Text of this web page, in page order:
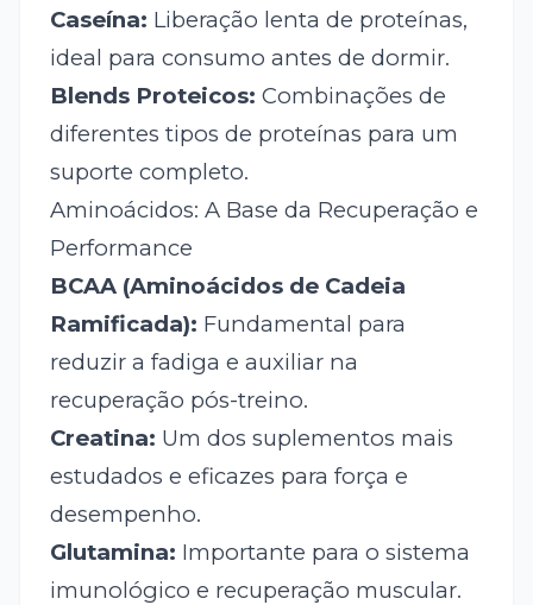
Caseína: Liberação lenta de proteínas,
ideal para consumo antes de dormir.
Blends Proteicos: Combinações de
diferentes tipos de proteínas para um
suporte completo.
Aminoácidos: A Base da Recuperação e
Performance
BCAA (Aminoácidos de Cadeia
Ramificada): Fundamental para
reduzir a fadiga e auxiliar na
recuperação pós-treino.
Creatina: Um dos suplementos mais
estudados e eficazes para força e
desempenho.
Glutamina: Importante para o sistema
imunológico e recuperação muscular.